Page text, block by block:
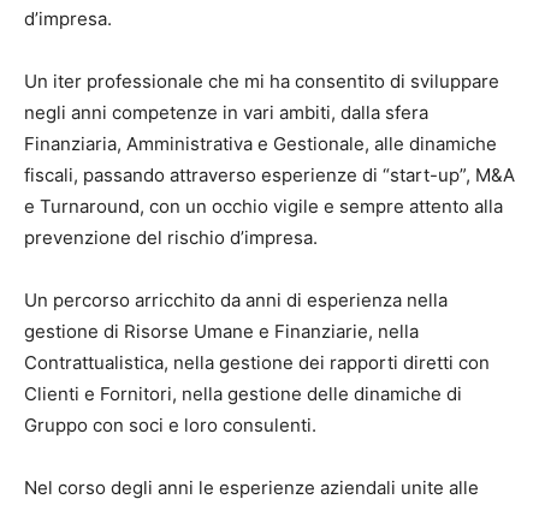
d’impresa.
Un iter professionale che mi ha consentito di sviluppare
negli anni competenze in vari ambiti, dalla sfera
Finanziaria, Amministrativa e Gestionale, alle dinamiche
fiscali, passando attraverso esperienze di “start-up”, M&A
e Turnaround, con un occhio vigile e sempre attento alla
prevenzione del rischio d’impresa.
Un percorso arricchito da anni di esperienza nella
gestione di Risorse Umane e Finanziarie, nella
Contrattualistica, nella gestione dei rapporti diretti con
Clienti e Fornitori, nella gestione delle dinamiche di
Gruppo con soci e loro consulenti.
Nel corso degli anni le esperienze aziendali unite alle